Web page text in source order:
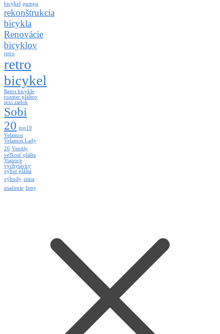
bicykel pumpa
rekonštrukcia
bicykla
Renovácie
bicyklov
retro
retro
bicykel
Retro bicykle
rozmer pláštov
sexi zadok
Sobi
20 top10
Velamos
Velamos Lady
26 Ventily
veľkosť plášta
Vianoce
vychytávky
výber plášta
výhody zima
značenie ženy